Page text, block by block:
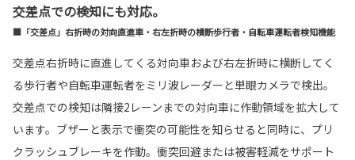
交差点での検知にも対応。
■「交差点」右折時の対向直進車・右左折時の横断歩行者・自転車運転者検知機能
交差点右折時に直進してくる対向車および右左折時に横断してく
る歩行者や自転車運転者をミリ波レーダーと単眼カメラで検出。
交差点での検知は隣接2レーンまでの対向車に作動領域を拡大して
います。ブザーと表示で衝突の可能性を知らせると同時に、プリ
クラッシュブレーキを作動。衝突回避または被害軽減をサポート